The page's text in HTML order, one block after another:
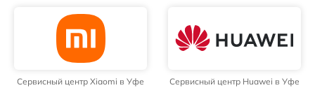
Сервисный центр Xiaomi в Уфе Сервисный центр Huawei в Уфе